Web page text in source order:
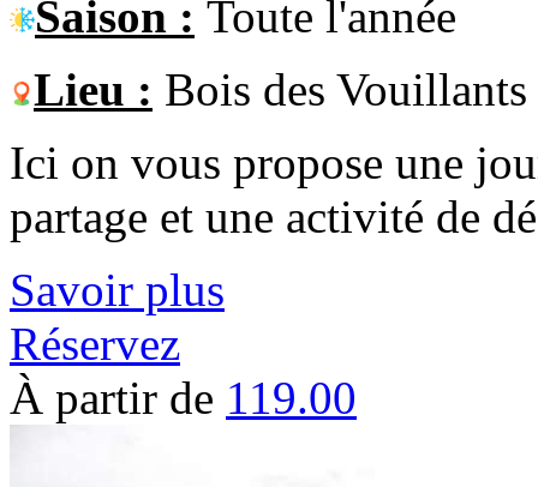
Saison : Toute l'année
Lieu : Bois des Vouillants
Ici on vous propose une
partage et une activité de
Savoir plus
Réservez
À partir de 119.00